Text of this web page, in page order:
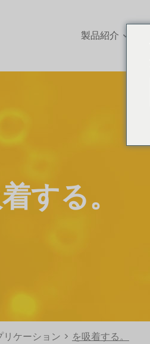
製品紹介
する。
リケーション > を吸着する。